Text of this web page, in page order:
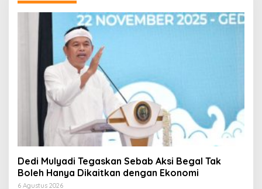
Dedi Mulyadi Tegaskan Sebab Aksi Begal Tak
Boleh Hanya Dikaitkan dengan Ekonomi
6 Agustus 2026